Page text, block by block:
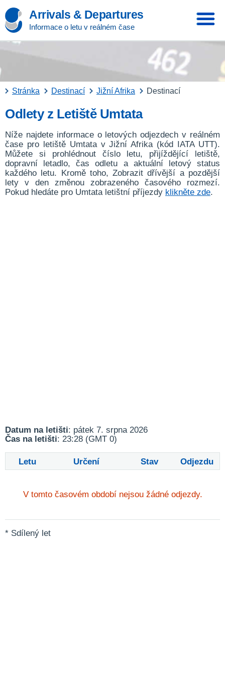
Arrivals & Departures
Informace o letu v reálném čase
Stránka Destinací Jižní Afrika Destinací
Odlety z Letiště Umtata
Níže najdete informace o letových odjezdech v reálném
čase pro letiště Umtata v Jižní Afrika (kód IATA UTT).
Můžete si prohlédnout číslo letu, přijíždějící letiště,
dopravní letadlo, čas odletu a aktuální letový status
každého letu. Kromě toho, Zobrazit dřívější a pozdější
lety v den změnou zobrazeného časového rozmezí.
Pokud hledáte pro Umtata letištní příjezdy klikněte zde.
Datum na letišti: pátek 7. srpna 2026
Čas na letišti: 23:28 (GMT 0)
Letu Určení Stav Odjezdu
V tomto časovém období nejsou žádné odjezdy.
* Sdílený let